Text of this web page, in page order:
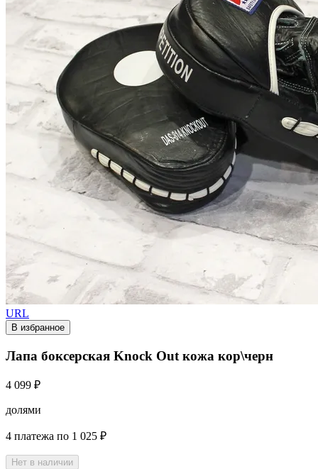
URL
В избранное
Лапа боксерская Knock Out кожа кор\черн
4 099 ₽
долями
4 платежа по 1 025 ₽
Нет в наличии